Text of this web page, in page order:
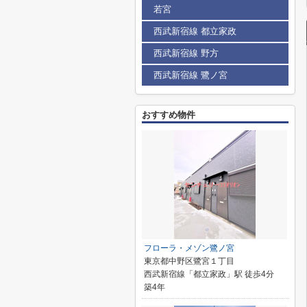
若宮
西武新宿線 都立家政
西武新宿線 野方
西武新宿線 鷺ノ宮
おすすめ物件
フローラ・メゾン鷺ノ宮
東京都中野区鷺宮１丁目
西武新宿線「都立家政」駅 徒歩4分
築4年